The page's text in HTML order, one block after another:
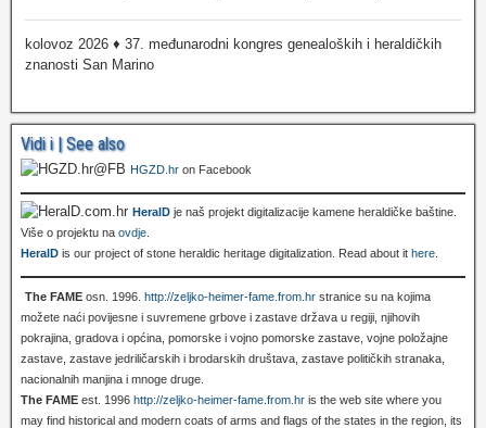
kolovoz 2026 ♦ 37. međunarodni kongres genealoških i heraldičkih
znanosti San Marino
Vidi i | See also
HGZD.hr on Facebook
HeralD je naš projekt digitalizacije kamene heraldičke baštine.
Više o projektu na ovdje.
HeralD is our project of stone heraldic heritage digitalization. Read about it here.
The FAME osn. 1996. http://zeljko-heimer-fame.from.hr stranice su na kojima
možete naći povijesne i suvremene grbove i zastave država u regiji, njihovih
pokrajina, gradova i općina, pomorske i vojno pomorske zastave, vojne položajne
zastave, zastave jedriličarskih i brodarskih društava, zastave političkih stranaka,
nacionalnih manjina i mnoge druge.
The FAME est. 1996 http://zeljko-heimer-fame.from.hr is the web site where you
may find historical and modern coats of arms and flags of the states in the region, its